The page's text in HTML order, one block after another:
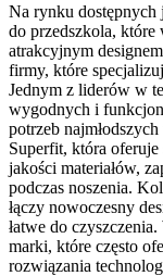
Na rynku dostępnych
do przedszkola,
atrakcyjnym
firmy, które
Jednym z liderów w
wygodnych i
potrzeb
Superfit, która
jakości materiałów,
podczas noszenia.
łączy nowoczesny
łatwe do
marki, które często
rozwiązania